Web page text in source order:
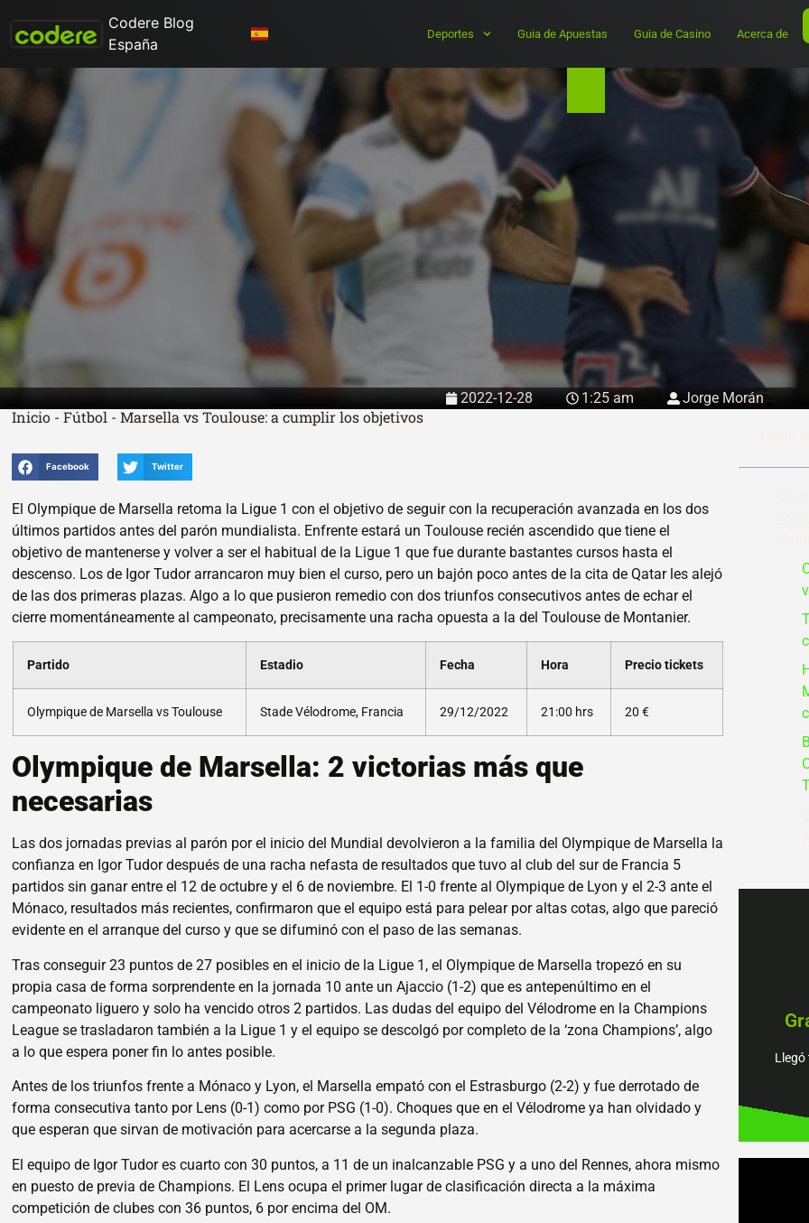
Codere Blog
España
Deportes Guia de Apuestas Guia de Casino Acerca de
2022-12-28 1:25 am Jorge Morán
Inicio - Fútbol - Marsella vs Toulouse: a cumplir los objetivos
Facebook Twitter
El Olympique de Marsella retoma la Ligue 1 con el objetivo de seguir con la recuperación avanzada en los dos
últimos partidos antes del parón mundialista. Enfrente estará un Toulouse recién ascendido que tiene el
objetivo de mantenerse y volver a ser el habitual de la Ligue 1 que fue durante bastantes cursos hasta el
descenso. Los de Igor Tudor arrancaron muy bien el curso, pero un bajón poco antes de la cita de Qatar les alejó
de las dos primeras plazas. Algo a lo que pusieron remedio con dos triunfos consecutivos antes de echar el
cierre momentáneamente al campeonato, precisamente una racha opuesta a la del Toulouse de Montanier.
Partido Estadio Fecha Hora Precio tickets
Olympique de Marsella vs Toulouse Stade Vélodrome, Francia 29/12/2022 21:00 hrs 20 €
Olympique de Marsella: 2 victorias más que
necesarias
Las dos jornadas previas al parón por el inicio del Mundial devolvieron a la familia del Olympique de Marsella la
confianza en Igor Tudor después de una racha nefasta de resultados que tuvo al club del sur de Francia 5
partidos sin ganar entre el 12 de octubre y el 6 de noviembre. El 1-0 frente al Olympique de Lyon y el 2-3 ante el
Mónaco, resultados más recientes, confirmaron que el equipo está para pelear por altas cotas, algo que pareció
evidente en el arranque del curso y que se difuminó con el paso de las semanas.
Tras conseguir 23 puntos de 27 posibles en el inicio de la Ligue 1, el Olympique de Marsella tropezó en su
propia casa de forma sorprendente en la jornada 10 ante un Ajaccio (1-2) que es antepenúltimo en el
campeonato liguero y solo ha vencido otros 2 partidos. Las dudas del equipo del Vélodrome en la Champions
League se trasladaron también a la Ligue 1 y el equipo se descolgó por completo de la ‘zona Champions’, algo
a lo que espera poner fin lo antes posible.
Antes de los triunfos frente a Mónaco y Lyon, el Marsella empató con el Estrasburgo (2-2) y fue derrotado de
forma consecutiva tanto por Lens (0-1) como por PSG (1-0). Choques que en el Vélodrome ya han olvidado y
que esperan que sirvan de motivación para acercarse a la segunda plaza.
El equipo de Igor Tudor es cuarto con 30 puntos, a 11 de un inalcanzable PSG y a uno del Rennes, ahora mismo
en puesto de previa de Champions. El Lens ocupa el primer lugar de clasificación directa a la máxima
competición de clubes con 36 puntos, 6 por encima del OM.
Llegó